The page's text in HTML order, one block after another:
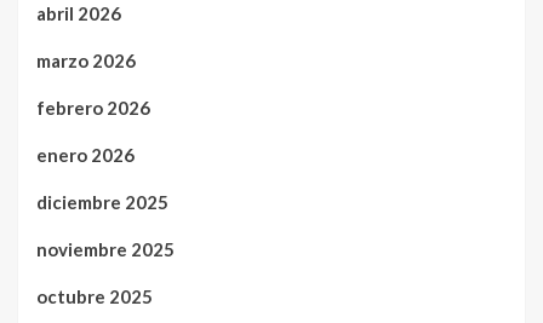
abril 2026
marzo 2026
febrero 2026
enero 2026
diciembre 2025
noviembre 2025
octubre 2025